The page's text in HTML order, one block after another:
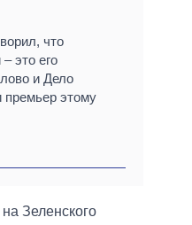
что
это его
и Дело
премьер этому
Зеленского